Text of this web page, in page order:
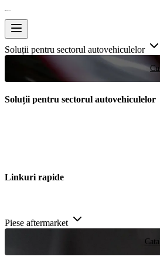
Soluții pentru sectorul autovehiculelor
Soluții pentru sectorul autovehiculelor
Linkuri rapide
Piese aftermarket